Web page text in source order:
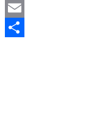
Twitter
Email